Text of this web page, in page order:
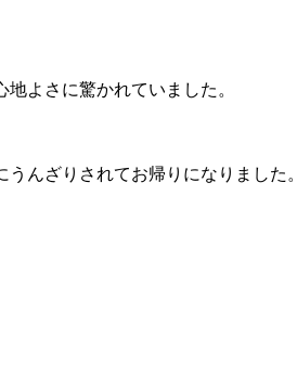
よさに驚かれていました。
んざりされてお帰りになりました。